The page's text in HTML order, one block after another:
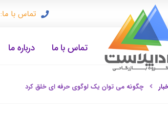
تماس با ما: ۰۹۱۲۳۳۷۲۴۹۷
تماس با ما درباره ما
چگونه می توان یک لوگوی حرفه ای خلق کرد